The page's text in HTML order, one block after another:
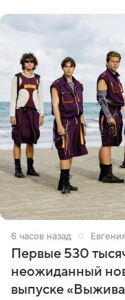
6 часов назад
Первые 530
неожиданный
выпуске